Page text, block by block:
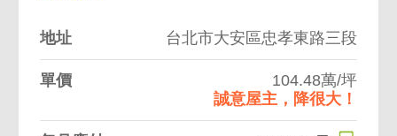
地址 台北市大安區忠孝東路三段
單價
104.48萬/坪
誠意屋主，降很大！